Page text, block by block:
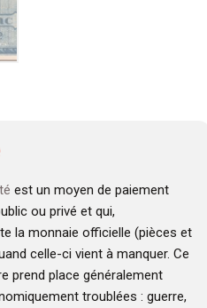
est un moyen de paiement
ou privé et qui,
la monnaie officielle (pièces et
celle-ci vient à manquer. Ce
prend place généralement
troublées : guerre,